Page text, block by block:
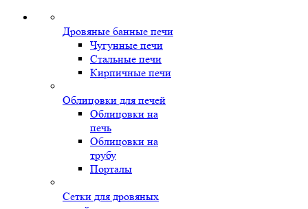
Дровяные банные печи
Чугунные печи
Стальные печи
Кирпичные печи
Облицовки для печей
Облицовки на
печь
Облицовки на
трубу
Порталы
Сетки для дровяных